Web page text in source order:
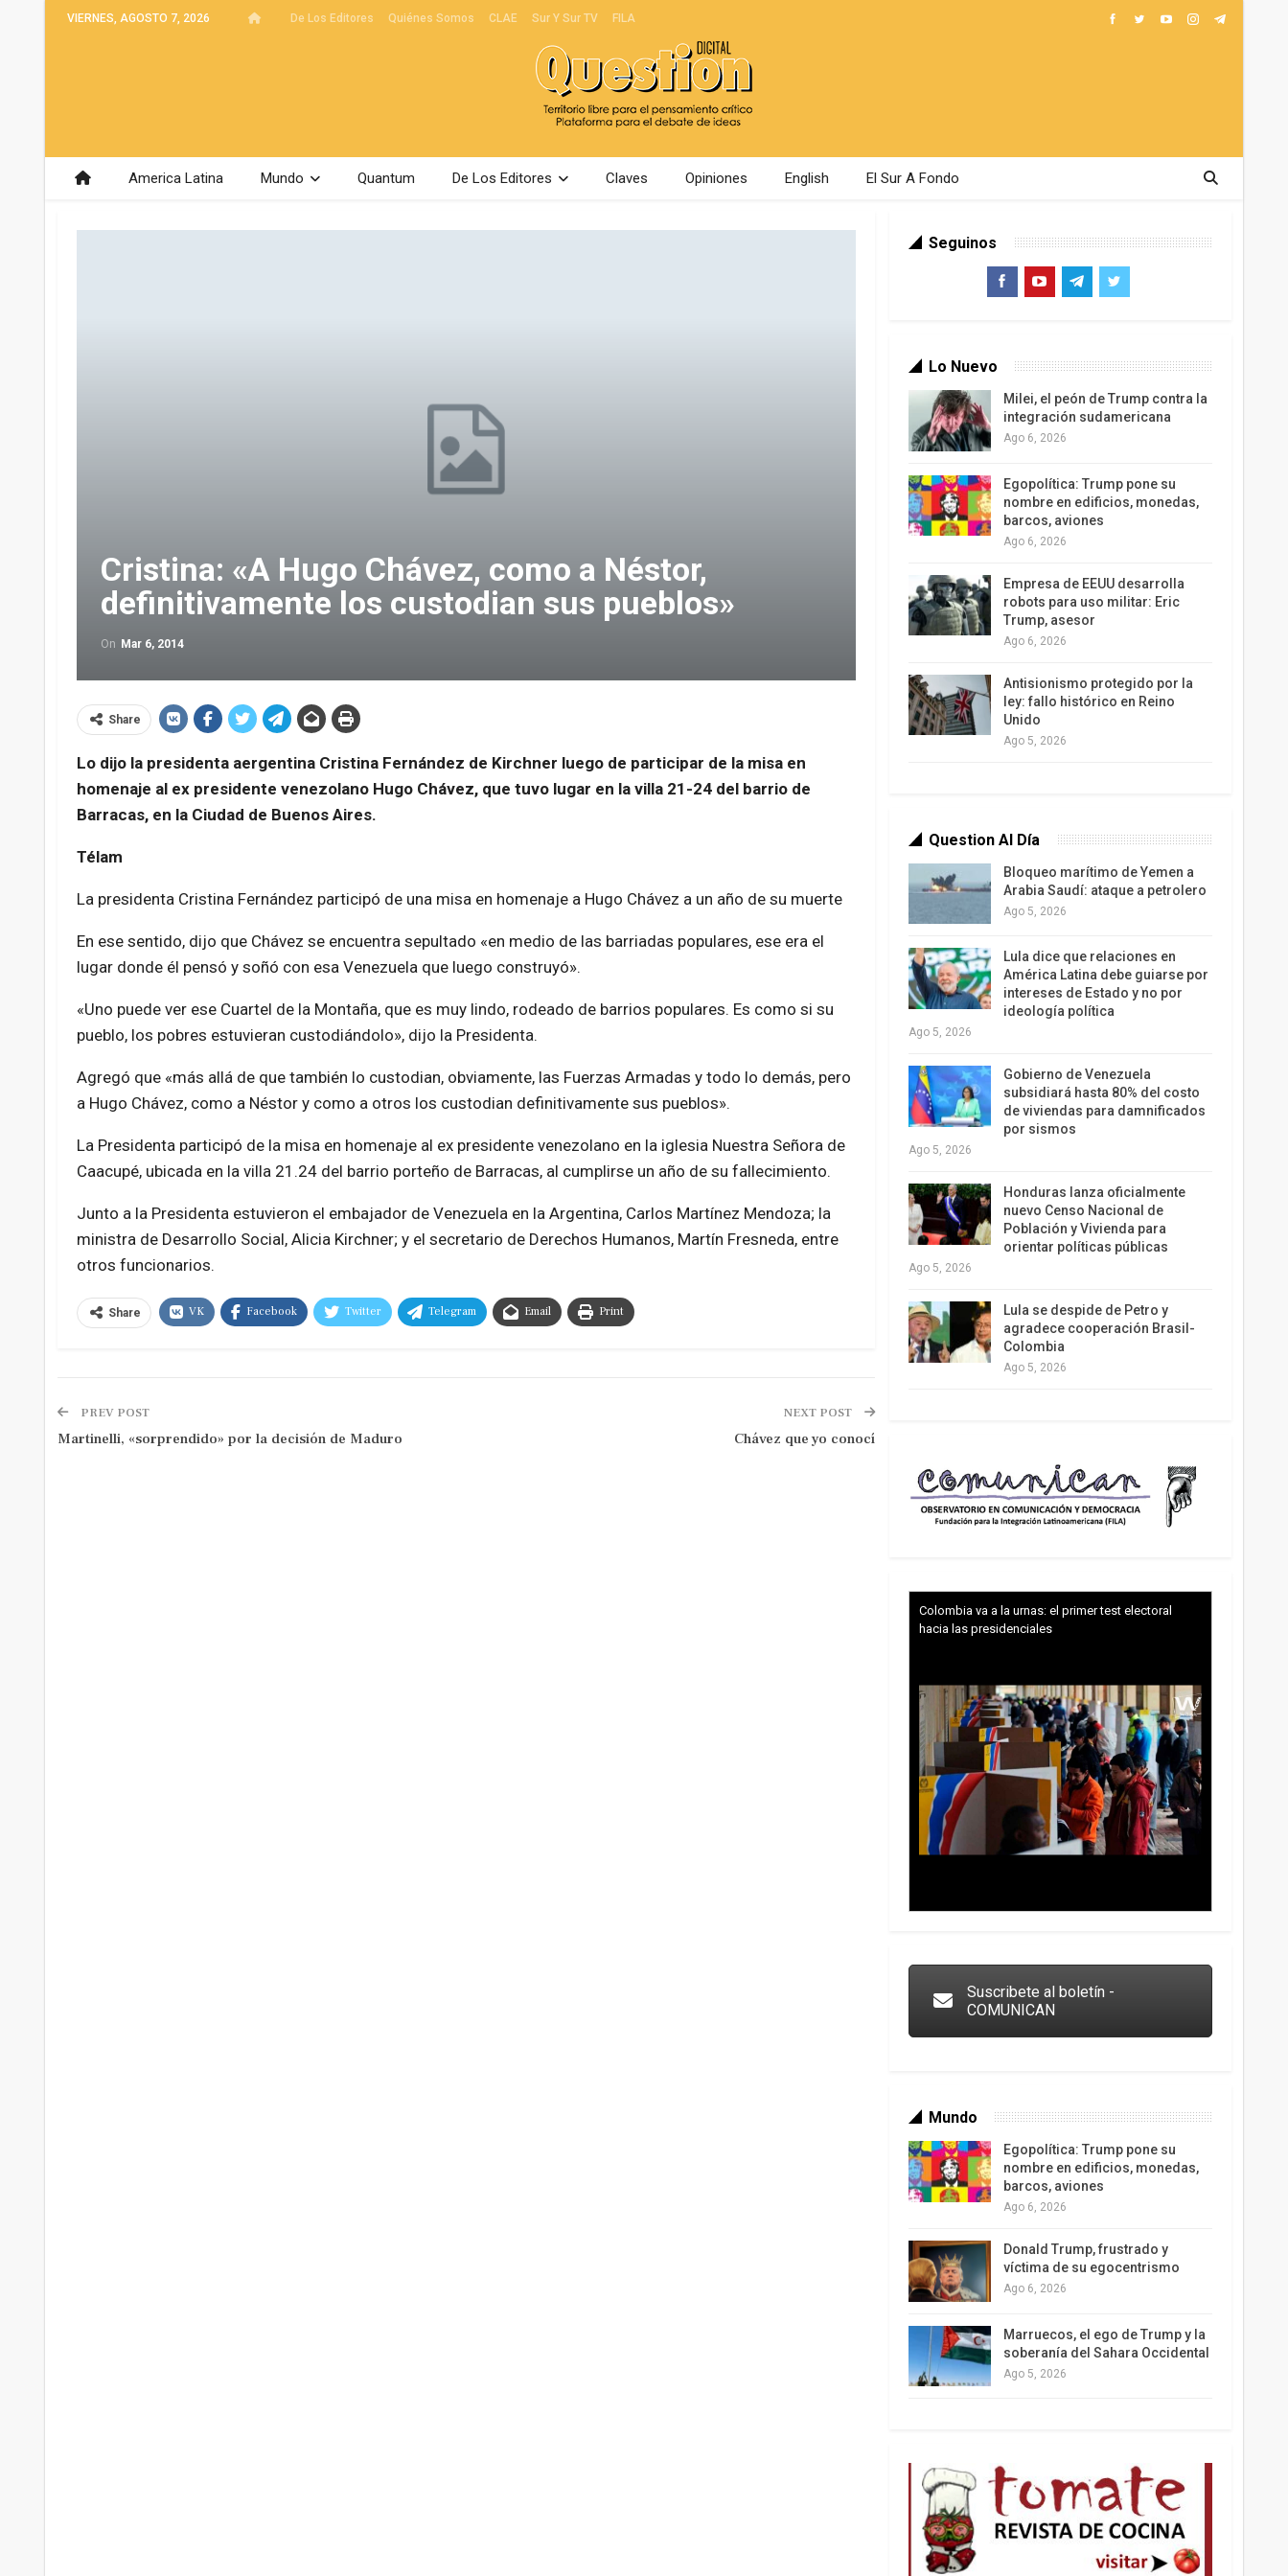
VIERNES, AGOSTO 7, 2026 De Los Editores Quiénes Somos CLAE Sur Y Sur TV FILA
America Latina Mundo Quantum De Los Editores Claves Opiniones English El Sur A Fondo
Cristina: «A Hugo Chávez, como a Néstor,
definitivamente los custodian sus pueblos»
On Mar 6, 2014
Share
Lo dijo la presidenta aergentina Cristina Fernández de Kirchner luego de participar de la misa en
homenaje al ex presidente venezolano Hugo Chávez, que tuvo lugar en la villa 21-24 del barrio de
Barracas, en la Ciudad de Buenos Aires.
Télam
La presidenta Cristina Fernández participó de una misa en homenaje a Hugo Chávez a un año de su muerte
En ese sentido, dijo que Chávez se encuentra sepultado «en medio de las barriadas populares, ese era el
lugar donde él pensó y soñó con esa Venezuela que luego construyó».
«Uno puede ver ese Cuartel de la Montaña, que es muy lindo, rodeado de barrios populares. Es como si su
pueblo, los pobres estuvieran custodiándolo», dijo la Presidenta.
Agregó que «más allá de que también lo custodian, obviamente, las Fuerzas Armadas y todo lo demás, pero
a Hugo Chávez, como a Néstor y como a otros los custodian definitivamente sus pueblos».
La Presidenta participó de la misa en homenaje al ex presidente venezolano en la iglesia Nuestra Señora de
Caacupé, ubicada en la villa 21.24 del barrio porteño de Barracas, al cumplirse un año de su fallecimiento.
Junto a la Presidenta estuvieron el embajador de Venezuela en la Argentina, Carlos Martínez Mendoza; la
ministra de Desarrollo Social, Alicia Kirchner; y el secretario de Derechos Humanos, Martín Fresneda, entre
otros funcionarios.
Share VK Facebook Twitter Telegram Email Print
PREV POST
Martinelli, «sorprendido» por la decisión de Maduro
NEXT POST
Chávez que yo conocí
Seguinos
Lo Nuevo
Milei, el peón de Trump contra la
integración sudamericana
Ago 6, 2026
Egopolítica: Trump pone su
nombre en edificios, monedas,
barcos, aviones
Ago 6, 2026
Empresa de EEUU desarrolla
robots para uso militar: Eric
Trump, asesor
Ago 6, 2026
Antisionismo protegido por la
ley: fallo histórico en Reino
Unido
Ago 5, 2026
Question Al Día
Bloqueo marítimo de Yemen a
Arabia Saudí: ataque a petrolero
Ago 5, 2026
Lula dice que relaciones en
América Latina debe guiarse por
intereses de Estado y no por
ideología política
Ago 5, 2026
Gobierno de Venezuela
subsidiará hasta 80% del costo
de viviendas para damnificados
por sismos
Ago 5, 2026
Honduras lanza oficialmente
nuevo Censo Nacional de
Población y Vivienda para
orientar políticas públicas
Ago 5, 2026
Lula se despide de Petro y
agradece cooperación Brasil-
Colombia
Ago 5, 2026
Colombia va a la urnas: el primer test electoral
hacia las presidenciales
Suscribete al boletín -
COMUNICAN
Mundo
Egopolítica: Trump pone su
nombre en edificios, monedas,
barcos, aviones
Ago 6, 2026
Donald Trump, frustrado y
víctima de su egocentrismo
Ago 6, 2026
Marruecos, el ego de Trump y la
soberanía del Sahara Occidental
Ago 5, 2026